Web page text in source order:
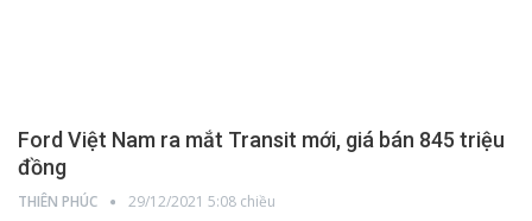
Ford Việt Nam ra mắt Transit mới, giá bán 845 triệu
đồng
THIÊN PHÚC 29/12/2021 5:08 chiều